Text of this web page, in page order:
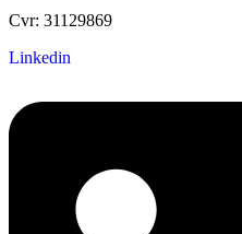
Cvr: 31129869
Linkedin